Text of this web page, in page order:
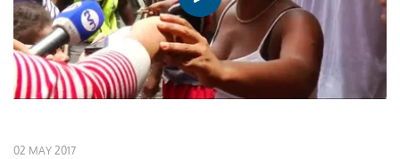
02 MAY 2017